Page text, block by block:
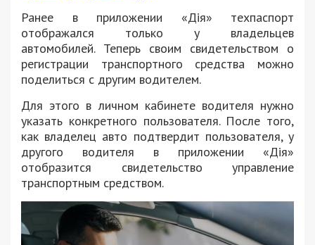
Ранее в приложении «Дія» техпаспорт
отображался только у владельцев
автомобилей. Теперь своим свидетельством о
регистрации транспортного средства можно
поделиться с другим водителем.
Для этого в личном кабинете водителя нужно
указать конкретного пользователя. После того,
как владелец авто подтвердит пользователя, у
другого водителя в приложении «Дія»
отобразится свидетельство управление
транспортным средством.